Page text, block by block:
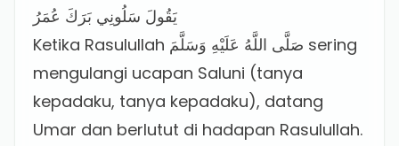
يَقُولَ سَلُونِي بَرَكَ عُمَرُ
Ketika Rasulullah صَلَّى اللَّهُ عَلَيْهِ وَسَلَّمَ sering
mengulangi ucapan Saluni (tanya
kepadaku, tanya kepadaku), datang
Umar dan berlutut di hadapan Rasulullah.